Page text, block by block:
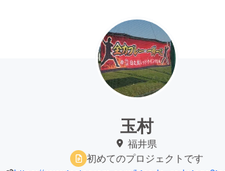
玉村
福井県
初めてのプロジェクトです